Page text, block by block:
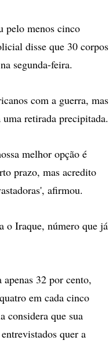
pelo menos cinco
disse que 30 corpos
segunda-feira.
com a guerra, mas
retirada precipitada.
melhor opção é
prazo, mas acredito
afirmou.
o Iraque, número que já
32 por cento,
em cada cinco
considera que sua
quer a